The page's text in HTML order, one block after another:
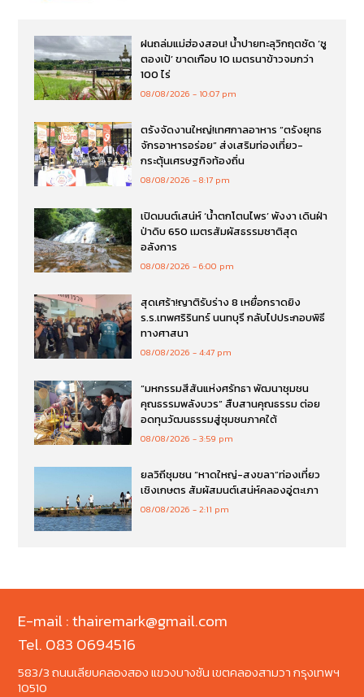
ฝนถล่มแม่ฮ่องสอน! น้ำปายทะลุวิกฤตซัด ‘ซู
ตองเป้’ ขาดเกือบ 10 เมตรนาข้าวจมกว่า
100 ไร่
08/08/2026 10:07 pm
ตรังจัดงานใหญ่!เทศกาลอาหาร “ตรังยุทธ
จักรอาหารอร่อย” ส่งเสริมท่องเที่ยว-
กระตุ้นเศรษฐกิจท้องถิ่น
08/08/2026 8:17 pm
เปิดมนต์เสน่ห์ ‘น้ำตกโตนไพร’ พังงา เดินฝ่า
ป่าดิบ 650 เมตรสัมผัสธรรมชาติสุด
อลังการ
08/08/2026 6:00 pm
สุดเศร้า!ญาติรับร่าง 8 เหยื่อกราดยิง
ร.ร.เทพศริรินทร์ นนทบุรี กลับไปประกอบพิธี
ทางศาสนา
08/08/2026 4:47 pm
“มหกรรมสีสันแห่งศรัทธา พัฒนาชุมชน
คุณธรรมพลังบวร” สืบสานคุณธรรม ต่อย
อดทุนวัฒนธรรมสู่ชุมชนภาคใต้
08/08/2026 3:59 pm
ยลวิถีชุมชน “หาดใหญ่-สงขลา”ท่องเที่ยว
เชิงเกษตร สัมผัสมนต์เสน่ห์คลองอู่ตะเภา
08/08/2026 2:11 pm
E-mail : thairemark@gmail.com
Tel. 083 0694516
583/3 ถนนเลียบคลองสอง แขวงบางชัน เขตคลองสามวา กรุงเทพฯ
10510